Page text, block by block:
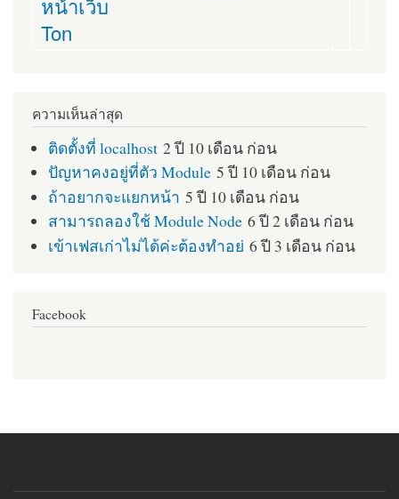
Ton
ความเห็นล่าสุด
ติดตั้งที่ localhost 2 ปี 10 เดือน ก่อน
ปัญหาคงอยู่ที่ตัว Module 5 ปี 10 เดือน ก่อน
ถ้าอยากจะแยกหน้า 5 ปี 10 เดือน ก่อน
สามารถลองใช้ Module Node 6 ปี 2 เดือน ก่อน
เข้าเฟสเก่าไม่ได้ค่ะต้องทำอย่ 6 ปี 3 เดือน ก่อน
Facebook